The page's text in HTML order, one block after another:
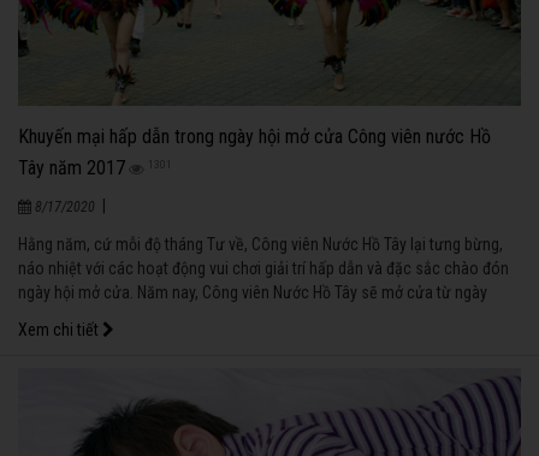
Khuyến mại hấp dẫn trong ngày hội mở cửa Công viên nước Hồ
Tây năm 2017
1301
8/17/2020
Hằng năm, cứ mỗi độ tháng Tư về, Công viên Nước Hồ Tây lại tưng bừng,
náo nhiệt với các hoạt động vui chơi giải trí hấp dẫn và đặc sắc chào đón
ngày hội mở cửa. Năm nay, Công viên Nước Hồ Tây sẽ mở cửa từ ngày
viên Nước” với nhiều ưu đãi hấp dẫn dành cho khách hàng như sau:
Xem chi tiết